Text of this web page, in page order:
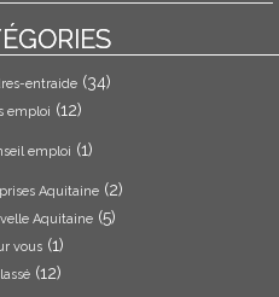
entraide(34)
emploi (12)
emploi (1)
Aquitaine (2)
Aquitaine(5)
vous(1)
(12)